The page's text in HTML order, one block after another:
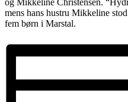
mens hans hustru Mikkeline
fem børn i Marstal.